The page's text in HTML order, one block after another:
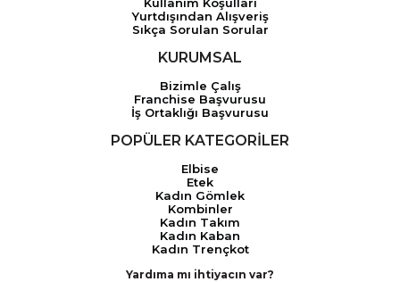
Yurtdışından Alışveriş
Sıkça Sorulan Sorular
KURUMSAL
Bizimle Çalış
Franchise Başvurusu
İş Ortaklığı Başvurusu
POPÜLER KATEGORİLER
Elbise
Etek
Kadın Gömlek
Kombinler
Kadın Takım
Kadın Kaban
Kadın Trençkot
Yardıma mı ihtiyacın var?